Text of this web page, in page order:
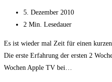
Beitrag
veröffentlicht:
5. Dezember 2010
Lesedauer:
2 Min. Lesedauer
Es ist wieder mal Zeit für einen
Die erste Erfahrung der ersten 2
Wochen Apple TV bei…